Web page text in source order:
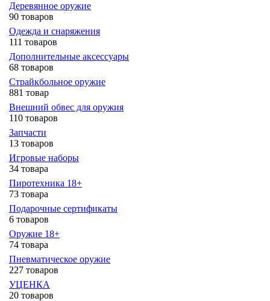
Деревянное оружие
90 товаров
Одежда и снаряжения
111 товаров
Дополнительные аксессуары
68 товаров
Страйкбольное оружие
881 товар
Внешний обвес для оружия
110 товаров
Запчасти
13 товаров
Игровые наборы
34 товара
Пиротехника 18+
73 товара
Подарочные сертификаты
6 товаров
Оружие 18+
74 товара
Пневматическое оружие
227 товаров
УЦЕНКА
20 товаров